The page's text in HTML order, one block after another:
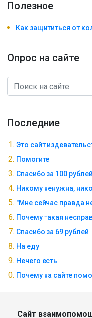
Полезноe
Как защититься от
Опрос на сайте
Последние
Это сайт
Помогите
Спасибо за 100 рублей
Никому ненужна,
"Мне сейчас правда
Почему такая
Спасибо за 69 рублей
На еду
Нечего есть
Почему на сайте
Сайт